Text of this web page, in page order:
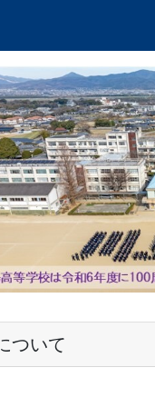
ついて